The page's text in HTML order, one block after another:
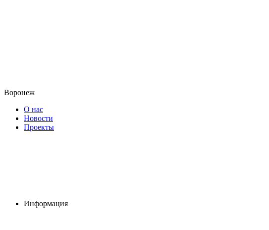
Воронеж
О нас
Новости
Проекты
Информация